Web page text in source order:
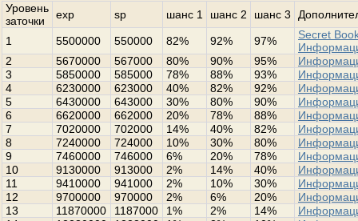
Уровень
заточки
exp sp шанс 1 шанс 2 шанс 3
1 5500000 550000 82% 92% 97%
Secret
2
5670000 567000 80% 90% 95%
3
5850000 585000 78% 88% 93%
4
6230000 623000 40% 82% 92%
5
6430000 643000 30% 80% 90%
6
6620000 662000 20% 78% 88%
7
7020000 702000 14% 40% 82%
8
7240000 724000 10% 30% 80%
9
7460000 746000 6% 20% 78%
10
9130000 913000 2% 14% 40%
11
9410000 941000 2% 10% 30%
12
9700000 970000 2% 6% 20%
13
11870000 1187000 1% 2% 14%